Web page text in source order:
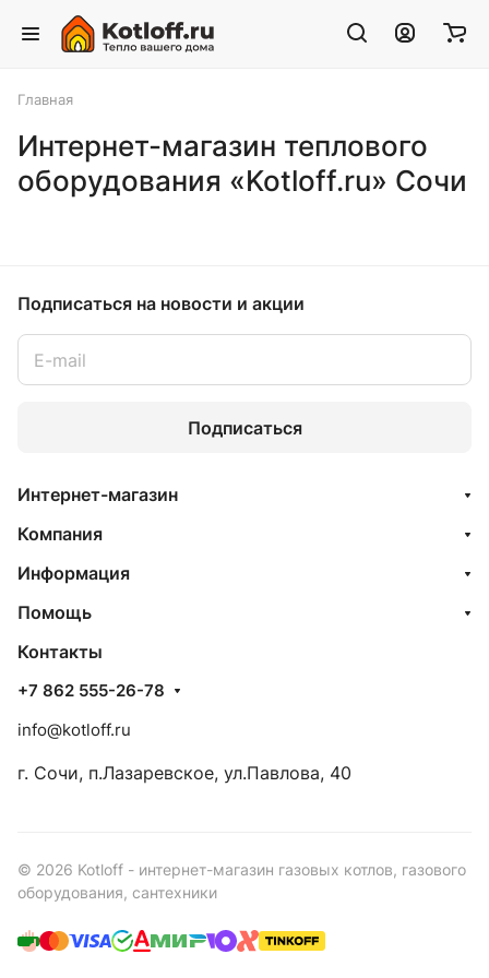
Главная
Интернет-магазин теплового
оборудования «Kotloff.ru» Сочи
Подписаться на новости и акции
Подписаться
Интернет-магазин
Компания
Информация
Помощь
Контакты
+7 862 555-26-78
info@kotloff.ru
г. Сочи, п.Лазаревское, ул.Павлова, 40
© 2026 Kotloff - интернет-магазин газовых котлов, газового
оборудования, сантехники